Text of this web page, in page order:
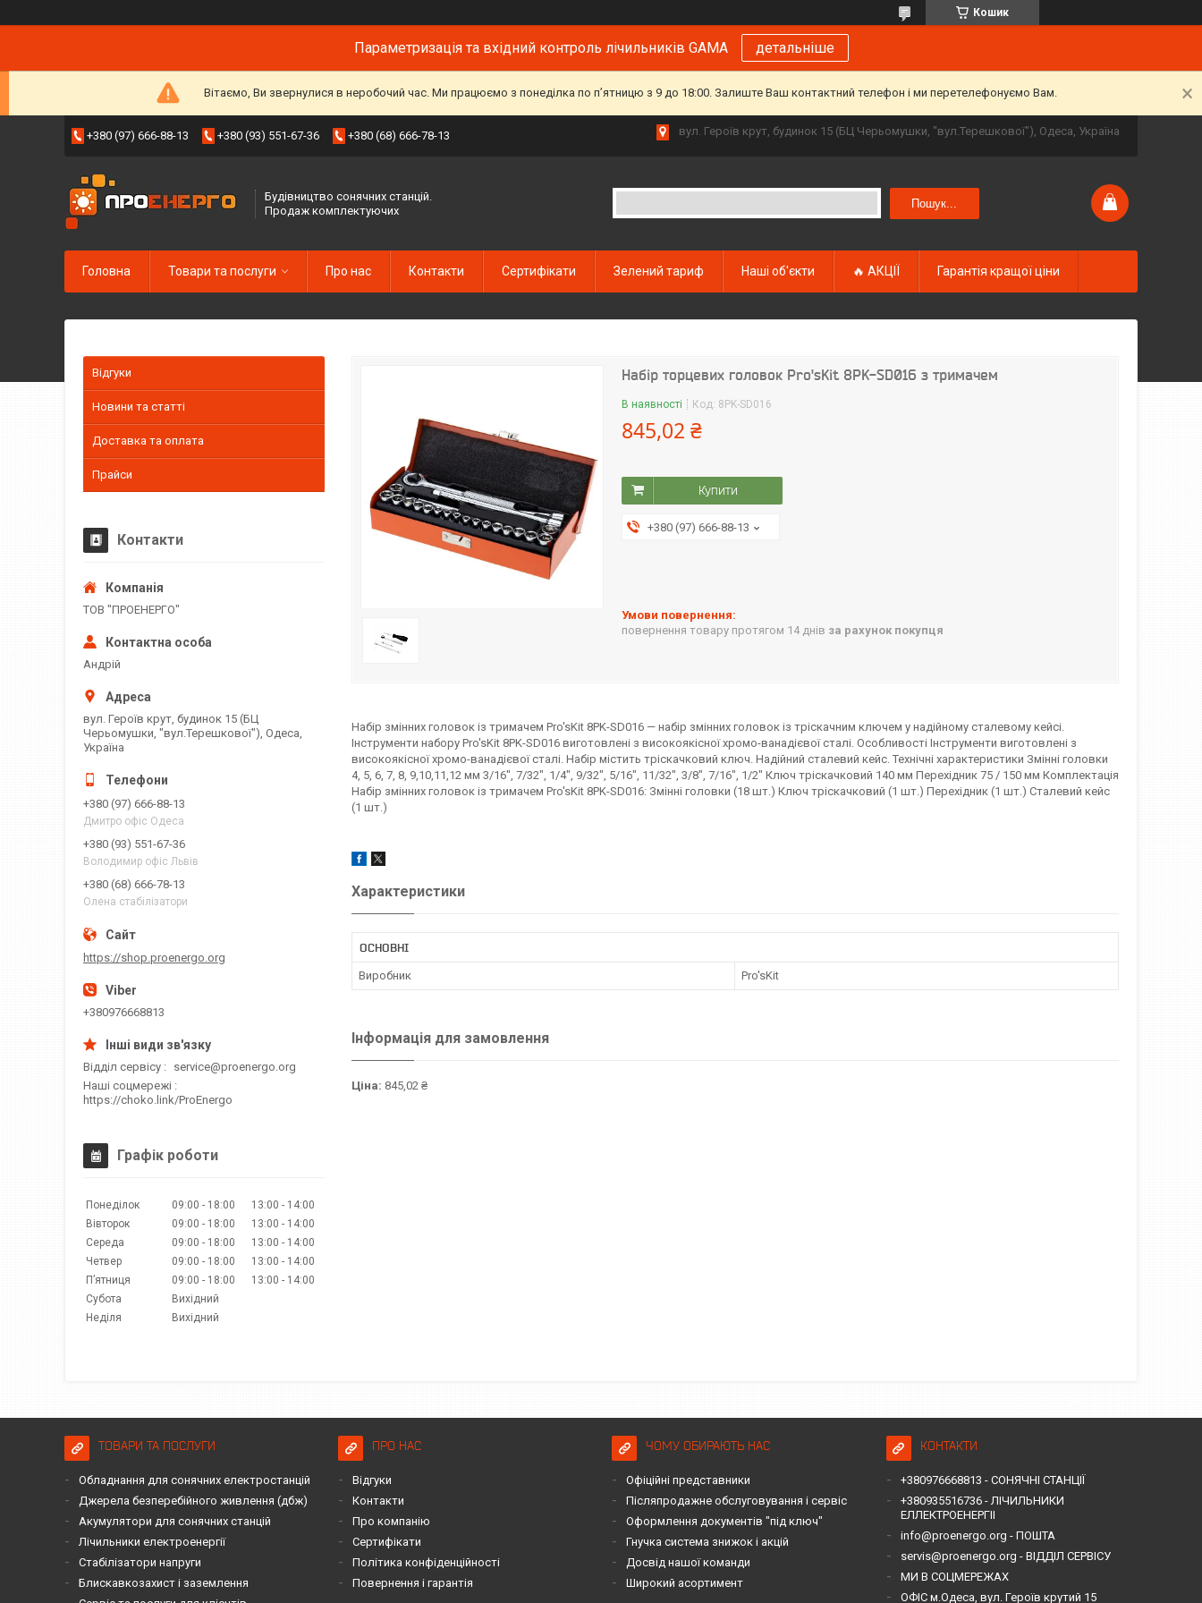
Кошик
Параметризація та вхідний контроль лічильників GAMA детальніше
Вітаємо, Ви звернулися в неробочий час. Ми працюємо з понеділка по пʼятницю з 9 до 18:00. Залиште Ваш контактний телефон і ми перетелефонуємо Вам.
+380 (97) 666-88-13 +380 (93) 551-67-36 +380 (68) 666-78-13 вул. Героїв крут, будинок 15 (БЦ Черьомушки, "вул.Терешкової"), Одеса, Україна
Будівництво сонячних станцій.
Продаж комплектуючих
Пошук...
Головна Товари та послуги Про нас Контакти Сертифікати Зелений тариф Наші об'єкти 🔥 АКЦІЇ Гарантія кращої ціни
Набір торцевих головок Pro'sKit 8PK-SD016 з тримачем
В наявності Код: 8PK-SD016
845,02 ₴
Купити
+380 (97) 666-88-13
повернення товару протягом 14 днів за рахунок покупця
Набір змінних головок із тримачем Pro'sKit 8PK-SD016 — набір змінних головок із тріскачним ключем у надійному сталевому кейсі.
Інструменти набору Pro'sKit 8PK-SD016 виготовлені з високоякісної хромо-ванадієвої сталі. Особливості Інструменти виготовлені з
високоякісної хромо-ванадієвої сталі. Набір містить тріскачковий ключ. Надійний сталевий кейс. Технічні характеристики Змінні головки
4, 5, 6, 7, 8, 9,10,11,12 мм 3/16", 7/32", 1/4", 9/32", 5/16", 11/32", 3/8", 7/16", 1/2" Ключ тріскачковий 140 мм Перехідник 75 / 150 мм Комплектація
Набір змінних головок із тримачем Pro'sKit 8PK-SD016: Змінні головки (18 шт.) Ключ тріскачковий (1 шт.) Перехідник (1 шт.) Сталевий кейс
(1 шт.)
Характеристики
ОСНОВНІ
Виробник Pro'sKit
Інформація для замовлення
Ціна: 845,02 ₴
Відгуки
Новини та статті
Доставка та оплата
Прайси
Контакти
ТОВ "ПРОЕНЕРГО"
Андрій
вул. Героїв крут, будинок 15 (БЦ
Черьомушки, "вул.Терешкової"), Одеса,
Україна
+380 (97) 666-88-13
Дмитро офіс Одеса
+380 (93) 551-67-36
Володимир офіс Львів
+380 (68) 666-78-13
Олена стабілізатори
https://shop.proenergo.org
+380976668813
Відділ сервісу
service@proenergo.org
Наші соцмережі
https://choko.link/ProEnergo
Графік роботи
Понеділок 09:00 18:00 13:00
14:00
Вівторок
09:00 18:00 13:00
14:00
Середа
09:00 18:00 13:00
14:00
Четвер
09:00 18:00 13:00
14:00
Пʼятниця
09:00 18:00 13:00
14:00
Субота
Вихідний
Неділя
Вихідний
ТОВАРИ ТА ПОСЛУГИ
Обладнання для сонячних електростанцій
Джерела безперебійного живлення (дбж)
Акумулятори для сонячних станцій
Лічильники електроенергії
Стабілізатори напруги
Блискавкозахист і заземлення
ПРО НАС
Відгуки
Контакти
Про компанію
Сертифікати
Політика конфіденційності
Повернення і гарантія
ЧОМУ ОБИРАЮТЬ НАС
Офіційні представники
Післяпродажне обслуговування і сервіс
Оформлення документів "під ключ"
Гнучка система знижок і акцій
Досвід нашої команди
Широкий асортимент
КОНТАКТИ
+380976668813 - СОНЯЧНІ СТАНЦІЇ
+380935516736 - ЛІЧИЛЬНИКИ
ЕЛЛЕКТРОЕНЕРГІІ
info@proenergo.org - ПОШТА
servis@proenergo.org - ВІДДІЛ СЕРВІСУ
МИ В СОЦМЕРЕЖАХ
ОФІС м.Одеса, вул. Героїв крутий 15